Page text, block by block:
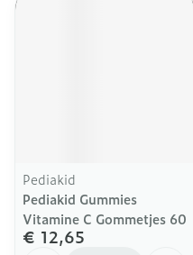
Pediakid
Pediakid Gummies
Vitamine C Gommetjes 60
€ 12,65